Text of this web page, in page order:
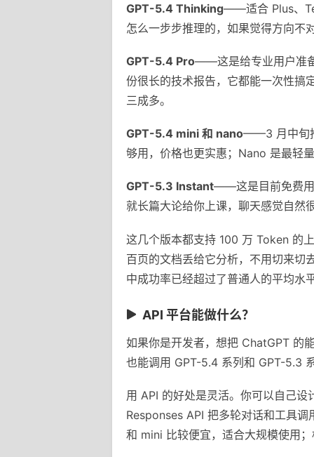
GPT-5.4 Thinking——适合 Plus、
怎么一步步推理的，如果觉得方向不
GPT-5.4 Pro——这是给专业用户准
份很长的技术报告，它都能一次性搞
三成多。
GPT-5.4 mini 和 nano——3 月中旬
够用，价格也更实惠；Nano 是最轻
GPT-5.3 Instant——这是目前免费用
就长篇大论给你上课，聊天感觉自然
这几个版本都支持 100 万 Token 的
百页的文档丢给它分析，不用切来
中成功率已经超过了普通人的平均水
API 平台能做什么？
如果你是开发者，想把 ChatGPT 的
也能调用 GPT-5.4 系列和 GPT-5.3
用 API 的好处是灵活。你可以自己
Responses API 把多轮对话和工具
和 mini 比较便宜，适合大规模使用